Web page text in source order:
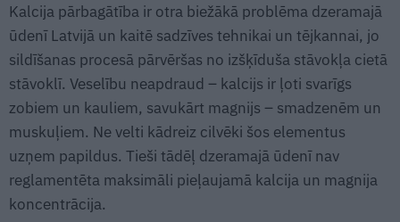
Kalcija pārbagātība ir otra biežākā problēma dzeramajā
ūdenī Latvijā un kaitē sadzīves tehnikai un tējkannai, jo
sildīšanas procesā pārvēršas no izšķīduša stāvokļa cietā
stāvoklī. Veselību neapdraud – kalcijs ir ļoti svarīgs
zobiem un kauliem, savukārt magnijs – smadzenēm un
muskuļiem. Ne velti kādreiz cilvēki šos elementus
uzņem papildus. Tieši tādēļ dzeramajā ūdenī nav
reglamentēta maksimāli pieļaujamā kalcija un magnija
koncentrācija.